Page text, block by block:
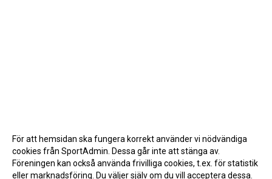
För att hemsidan ska fungera korrekt använder vi nödvändiga
cookies från SportAdmin. Dessa går inte att stänga av.
Föreningen kan också använda frivilliga cookies, t.ex. för statistik
eller marknadsföring. Du väljer själv om du vill acceptera dessa.